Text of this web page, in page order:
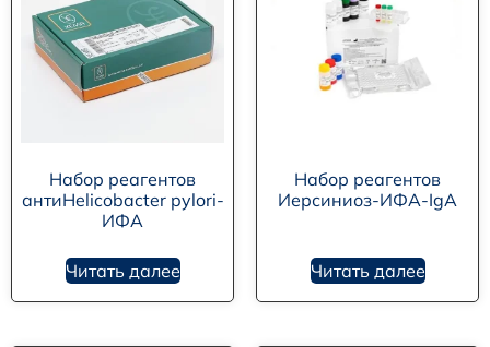
Набор реагентов
антиHelicobacter pylori-
ИФА
Читать далее
Набор реагентов
Иерсиниоз-ИФА-IgА
Читать далее